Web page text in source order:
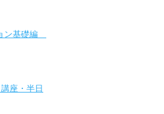
ン基礎編
座・半日